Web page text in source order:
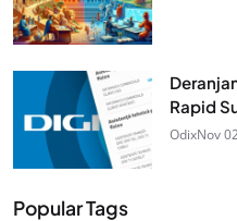
Rapid
OdixNov
Popular Tags